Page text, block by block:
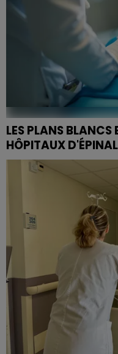
LES PLANS BLANCS
HÔPITAUX
Les deux plans
Neufchâteau